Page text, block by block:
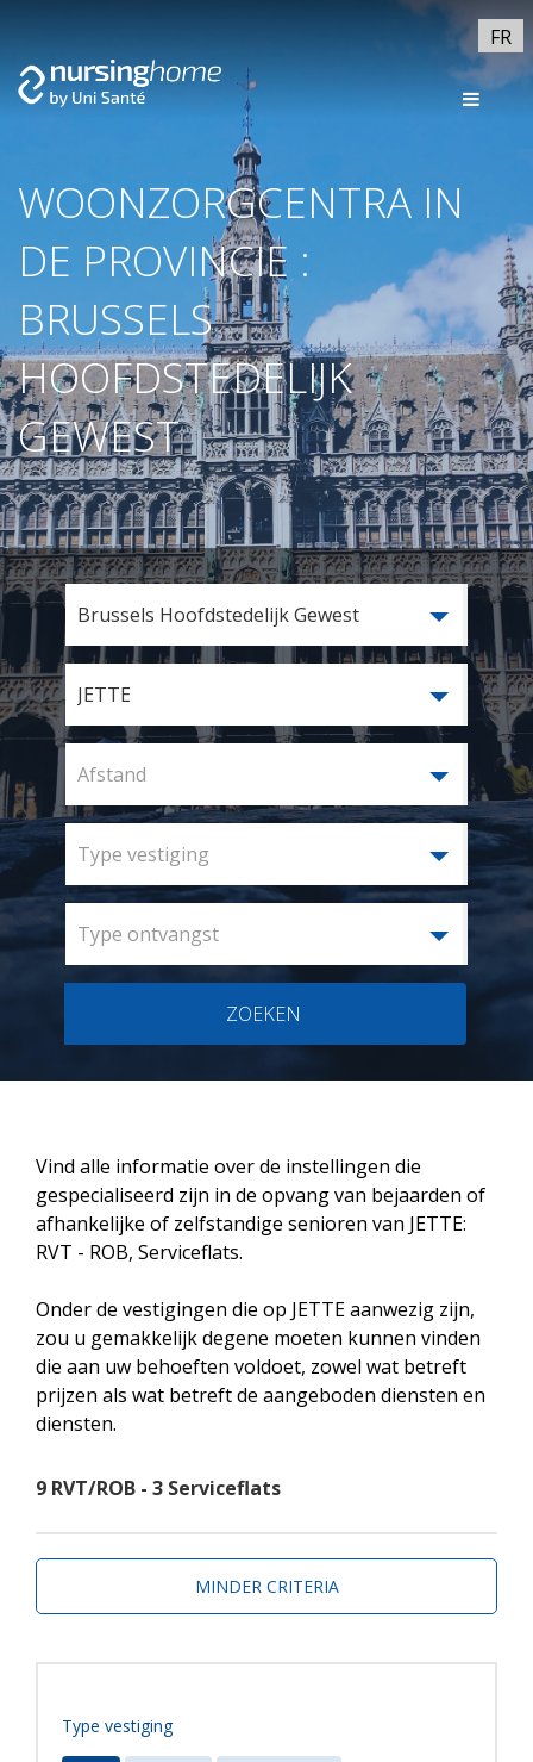
FR
WOONZORGCENTRA IN
DE PROVINCIE :
BRUSSELS
HOOFDSTEDELIJK
GEWEST
Brussels Hoofdstedelijk Gewest
JETTE
Afstand
Type vestiging
Type ontvangst
ZOEKEN
Vind alle informatie over de instellingen die
gespecialiseerd zijn in de opvang van bejaarden of
afhankelijke of zelfstandige senioren van JETTE:
RVT - ROB, Serviceflats.
Onder de vestigingen die op JETTE aanwezig zijn,
zou u gemakkelijk degene moeten kunnen vinden
die aan uw behoeften voldoet, zowel wat betreft
prijzen als wat betreft de aangeboden diensten en
diensten.
9 RVT/ROB - 3 Serviceflats
MINDER CRITERIA
Type vestiging